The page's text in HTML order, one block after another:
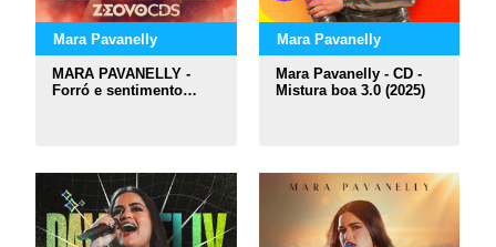
Mara Pavanelly
MARA PAVANELLY -
Forró e sentimento
Mara Pavanelly
Mara Pavanelly - CD -
Mistura boa 3.0 (2025)